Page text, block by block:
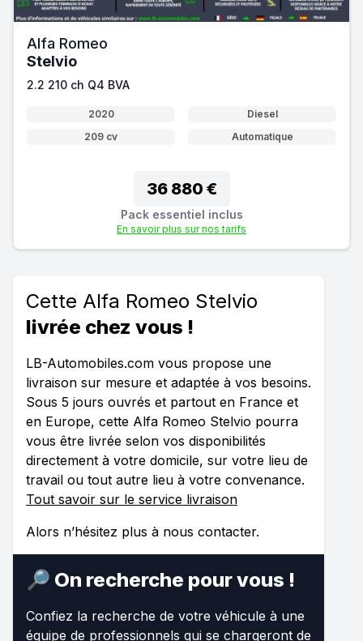
Alfa Romeo
Stelvio
2.2 210 ch Q4 BVA
2020
Diesel
209 cv
Automatique
36 880 €
Pack essentiel inclus
En savoir plus sur nos tarifs
Cette Alfa Romeo Stelvio
livrée chez vous !
LB-Automobiles.com vous propose une
livraison sur mesure et adaptée à vos besoins.
Sous 5 jours ouvrés et partout en France et
en Europe, cette Alfa Romeo Stelvio pourra
vous être livrée selon vos disponibilités
directement à votre domicile, sur votre lieu de
travail ou tout autre lieu à votre convenance.
Tout savoir sur le service livraison
Alors n’hésitez plus à nous contacter.
🔎 On recherche pour vous !
Confiez la recherche de votre véhicule à une
équipe de professionnels qui se chargeront de